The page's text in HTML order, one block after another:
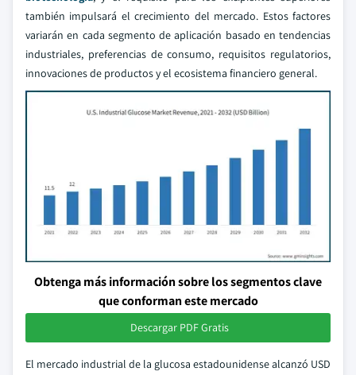
también impulsará el crecimiento del mercado. Estos factores
variarán en cada segmento de aplicación basado en tendencias
industriales, preferencias de consumo, requisitos regulatorios,
innovaciones de productos y el ecosistema financiero general.
Obtenga más información sobre los segmentos clave
que conforman este mercado
Descargar PDF Gratis
El mercado industrial de la glucosa estadounidense alcanzó USD